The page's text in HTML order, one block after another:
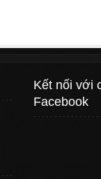
Kết nối với
Facebook